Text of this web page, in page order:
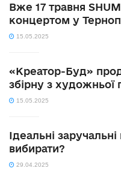
Вже 17 травня
концертом у
15.05.2025
«Креатор-Буд»
збірну з художньої
15.05.2025
Ідеальні
вибирати?
29.04.2025